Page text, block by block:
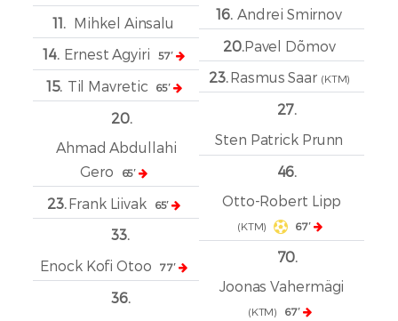
11.
Mihkel Ainsalu
14. Ernest Agyiri 57′
15. Til Mavretic 65′
20.
Ahmad Abdullahi
Gero 65′
23. Frank Liivak65′
33.
Enock Kofi Otoo 77′
36.
16. Andrei Smirnov
20. Pavel Dõmov
23.Rasmus Saar (KTM)
27.
Sten Patrick Prunn
46.
Otto-Robert Lipp
(KTM) 67′
70.
Joonas Vahermägi
(KTM) 67′